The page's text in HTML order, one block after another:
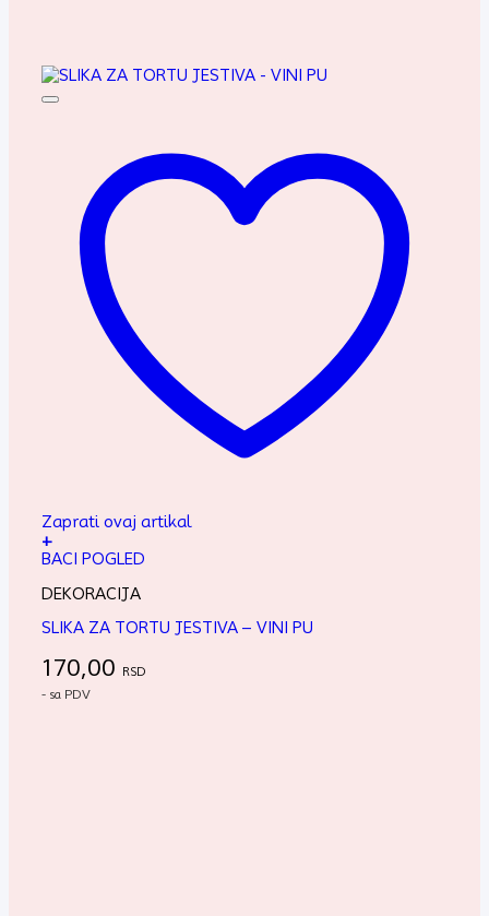
Zaprati ovaj artikal
+
BACI POGLED
DEKORACIJA
SLIKA ZA TORTU JESTIVA – VINI PU
170,00 RSD
- sa PDV